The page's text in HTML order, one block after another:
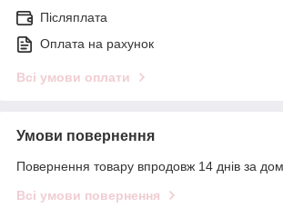
Післяплата
Оплата на рахунок
Всі умови оплати
Умови повернення
Повернення товару впродовж 14 днів за
Всі умови повернення